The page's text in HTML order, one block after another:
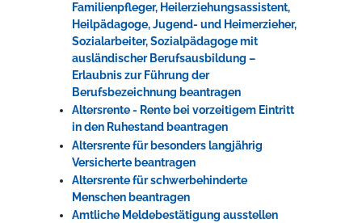
Familienpfleger, Heilerziehungsassistent,
Heilpädagoge, Jugend- und Heimerzieher,
Sozialarbeiter, Sozialpädagoge mit
ausländischer Berufsausbildung –
Erlaubnis zur Führung der
Berufsbezeichnung beantragen
Altersrente - Rente bei vorzeitigem Eintritt
in den Ruhestand beantragen
Altersrente für besonders langjährig
Versicherte beantragen
Altersrente für schwerbehinderte
Menschen beantragen
Amtliche Meldebestätigung ausstellen